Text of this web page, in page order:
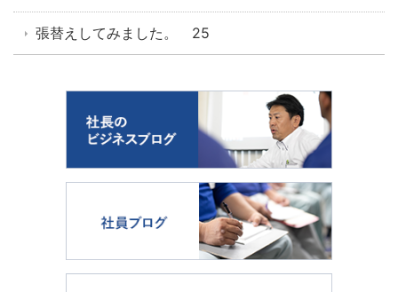
張替えしてみました。 25